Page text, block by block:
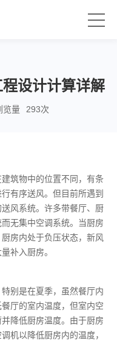
设计计算详解
览量 293次
筑物中的位置不同，有条
有序送风。但目前所遇到
风系统。许多带餐厅、厨
无集中空调系统。当厨房
房内处于负压状态，新风
补入厨房。
别是在夏季，虽然餐厅内
厅的室内温度，但室内空
降低厨房温度。由于厨房
机以降低厨房内的温度，